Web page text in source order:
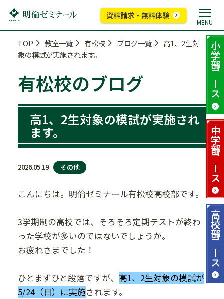
資料請求・無料体験
MENU
小学部
コース
中学部
コース
高校部
コース
TOP 教室一覧 有松校 ブログ一覧
高1、2生対
象の模試が実施されます。
有松校のブログ
高1、2生対象の模試が実施され
ます。
2026.05.19 その他
こんにちは。明倫ゼミナール有松校高校部です。
3学期制の高校では、そろそろ定期テストが終わ
った学校が多いのではないでしょうか。
お疲れさまでした！
ひとまずひと段落ですが、 高1、2生対象の模試が
5/24（日）に実施されます。